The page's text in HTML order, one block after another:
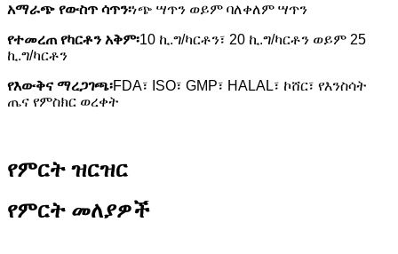
አማራጭ የውስጥ ሳጥን፡ነጭ ሣጥን ወይም ባለቀለም ሣጥን
የተመረጠ የካርቶን አቅም፡10 ኪ.ግ/ካርቶን፣ 20 ኪ.ግ/ካርቶን ወይም 25
ኪ.ግ/ካርቶን
የእውቅና ማረጋገጫ፡FDA፣ ISO፣ GMP፣ HALAL፣ ኮሸር፣ የእንስሳት
ጤና የምስክር ወረቀት
የምርት ዝርዝር
የምርት መለያዎች